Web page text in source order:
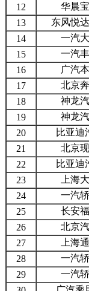
12
华晨
13
东风悦
14
一汽
15
一汽
16
广汽
17
北京
18
神龙
19
神龙
20
比亚迪
21
北京
22
比亚迪
23
上海
24
一汽
25
长安
26
北京
27
上海
28
一汽
29
一汽